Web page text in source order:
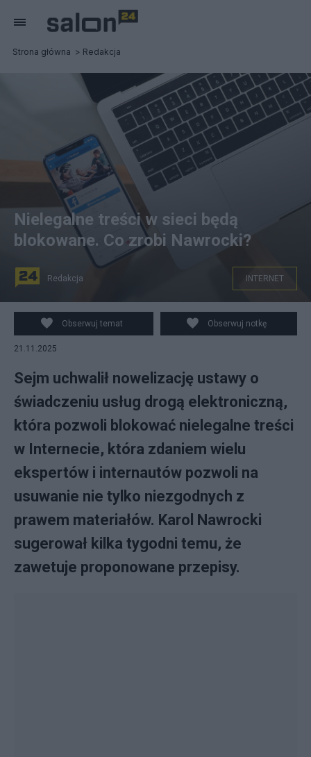
Strona główna Redakcja
Nielegalne treści w sieci będą
blokowane. Co zrobi Nawrocki?
Redakcja INTERNET
Obserwuj temat Obserwuj notkę
21.11.2025
Sejm uchwalił nowelizację ustawy o
świadczeniu usług drogą elektroniczną,
która pozwoli blokować nielegalne treści
w Internecie, która zdaniem wielu
ekspertów i internautów pozwoli na
usuwanie nie tylko niezgodnych z
prawem materiałów. Karol Nawrocki
sugerował kilka tygodni temu, że
zawetuje proponowane przepisy.